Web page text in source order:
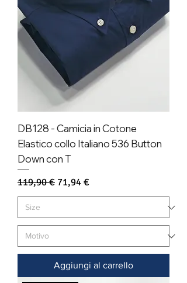
DB128 - Camicia in Cotone
Elastico collo Italiano 536 Button
Down con T
Prezzo regolare
119,90 € Prezzo scontato
71,94 €
Aggiungi al carrello